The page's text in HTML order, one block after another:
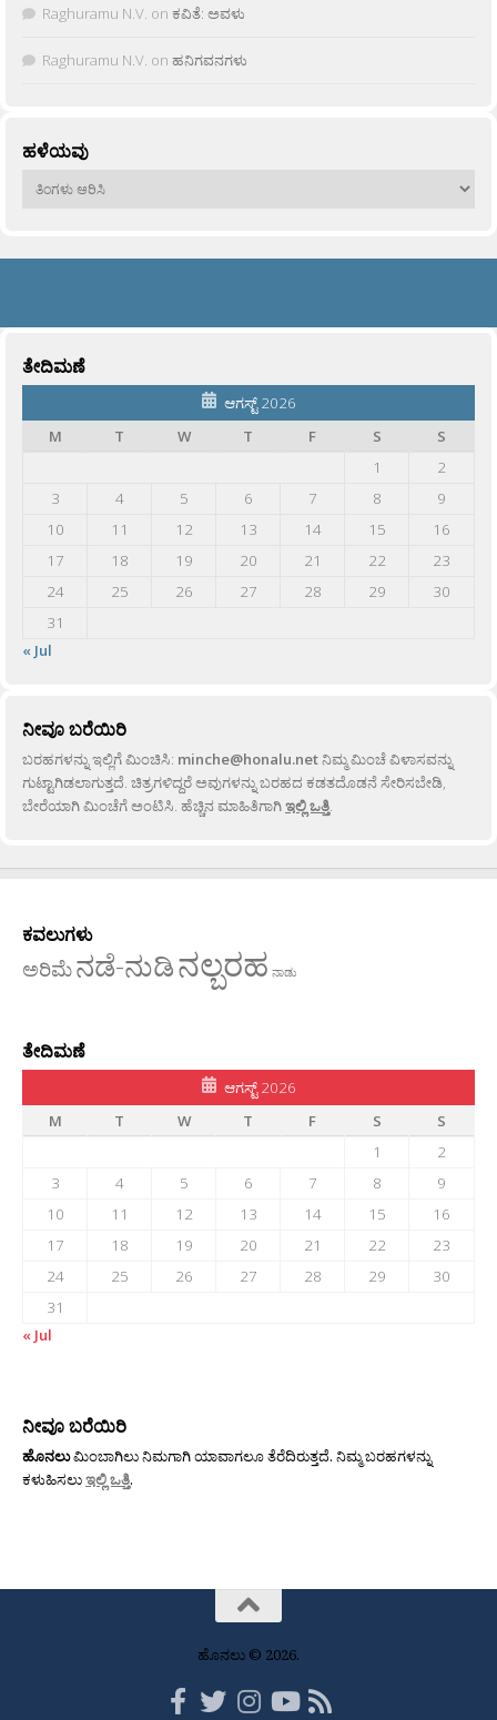
Raghuramu N.V. on ಕವಿತೆ: ಅವಳು
Raghuramu N.V. on ಹನಿಗವನಗಳು
ಹಳೆಯವು
ಹಳೆಯವು
ತೇದಿಮಣೆ
ಆಗಸ್ಟ್ 2026
M
T W T F S
S
1
2
3
4 5 6 7 8
9
10
11 12 13 14 15
16
17
18 19 20 21 22
23
24
25 26 27 28 29
30
31
« Jul
ನೀವೂ ಬರೆಯಿರಿ
ಬರಹಗಳನ್ನು ಇಲ್ಲಿಗೆ ಮಿಂಚಿಸಿ: minche@honalu.netನಿಮ್ಮ ಮಿಂಚೆ ವಿಳಾಸವನ್ನು
ಗುಟ್ಟಾಗಿಡಲಾಗುತ್ತದೆ. ಚಿತ್ರಗಳಿದ್ದರೆ ಅವುಗಳನ್ನು ಬರಹದ ಕಡತದೊಡನೆ ಸೇರಿಸಬೇಡಿ,
ಬೇರೆಯಾಗಿ ಮಿಂಚೆಗೆ ಅಂಟಿಸಿ. ಹೆಚ್ಚಿನ ಮಾಹಿತಿಗಾಗಿಇಲ್ಲಿ ಒತ್ತಿ.
ಕವಲುಗಳು
ಅರಿಮೆನಡೆ-ನುಡಿನಲ್ಬರಹ ನಾಡು
ತೇದಿಮಣೆ
ಆಗಸ್ಟ್ 2026
M
T W T F S
S
1
2
3
4 5 6 7 8
9
10
11 12 13 14 15
16
17
18 19 20 21 22
23
24
25 26 27 28 29
30
31
« Jul
ನೀವೂ ಬರೆಯಿರಿ
ಹೊನಲುಮಿಂಬಾಗಿಲು ನಿಮಗಾಗಿ ಯಾವಾಗಲೂ ತೆರೆದಿರುತ್ತದೆ. ನಿಮ್ಮ ಬರಹಗಳನ್ನು
ಕಳುಹಿಸಲುಇಲ್ಲಿ ಒತ್ತಿ.
ಹೊನಲು © 2026.